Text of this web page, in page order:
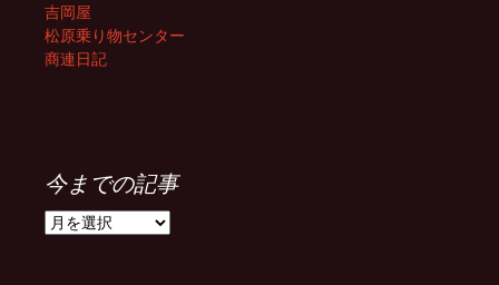
吉岡屋
松原乗り物センター
商連日記
今までの記事
今